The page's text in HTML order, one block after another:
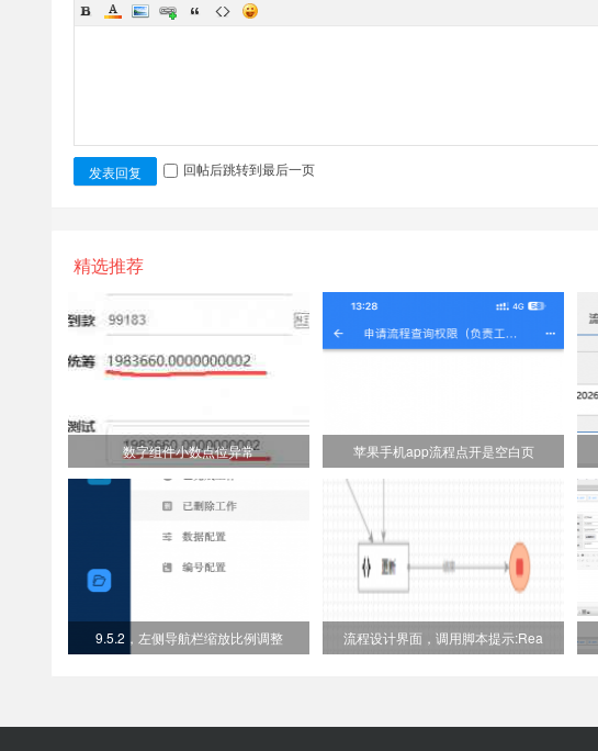
发表回复 回帖后跳转到最后一页
精选推荐
数字组件小数点位异常 苹果手机app流程点开是空白页
9.5.2，左侧导航栏缩放比例调整 流程设计界面，调用脚本提示:Rea